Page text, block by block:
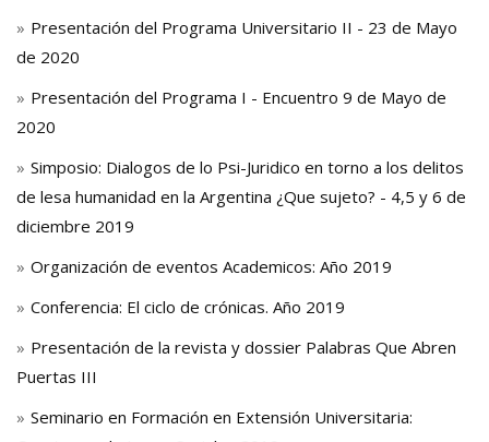
Presentación del Programa Universitario II - 23 de Mayo
de 2020
Presentación del Programa I - Encuentro 9 de Mayo de
2020
Simposio: Dialogos de lo Psi-Juridico en torno a los delitos
de lesa humanidad en la Argentina ¿Que sujeto? - 4,5 y 6 de
diciembre 2019
Organización de eventos Academicos: Año 2019
Conferencia: El ciclo de crónicas. Año 2019
Presentación de la revista y dossier Palabras Que Abren
Puertas III
Seminario en Formación en Extensión Universitaria: